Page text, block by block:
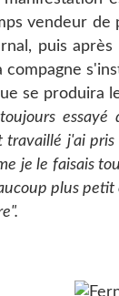
vendeur de
puis après
compagne
se produira
essayé
travaillé j'ai
je le faisais
plus